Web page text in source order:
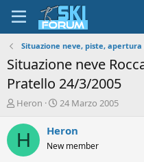
Situazione neve, piste,
Situazione neve
Pratello 24/3/2005
A
t
o
r
Heron
D
t
d
24 Marzo 2005
H Heron
New member